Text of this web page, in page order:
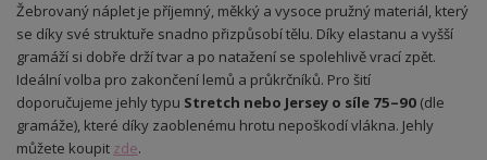
Žebrovaný náplet je příjemný, měkký a vysoce pružný materiál, který
se díky své struktuře snadno přizpůsobí tělu. Díky elastanu a vyšší
gramáží si dobře drží tvar a po natažení se spolehlivě vrací zpět.
Ideální volba pro zakončení lemů a průkrčníků. Pro šití
doporučujeme jehly typu Stretch nebo Jersey o síle 75–90 (dle
gramáže), které díky zaoblenému hrotu nepoškodí vlákna. Jehly
můžete koupit zde.